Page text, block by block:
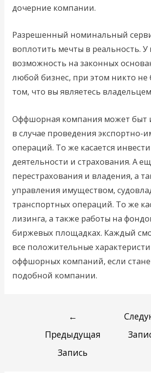
дочерние компании.
Разрешенный номинальный
воплотить мечты в реальность. У
возможность на законных
любой бизнес, при этом никто не
том, что вы являетесь
Оффшорная компания может быт
в случае проведения экспортно-
операций. То же касается
деятельности и страхования. А
перестрахования и владения, а
управления имуществом,
транспортных операций. То же
лизинга, а также работы на
биржевых площадках. Каждый
все положительные
оффшорных компаний, если
подобной компании.
←
Предыдущая
Запись